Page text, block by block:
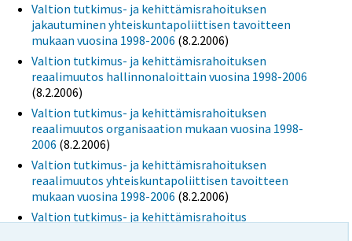
Valtion tutkimus- ja kehittämisrahoituksen
jakautuminen yhteiskuntapoliittisen tavoitteen
mukaan vuosina 1998-2006 (8.2.2006)
Valtion tutkimus- ja kehittämisrahoituksen
reaalimuutos hallinnonaloittain vuosina 1998-2006
(8.2.2006)
Valtion tutkimus- ja kehittämisrahoituksen
reaalimuutos organisaation mukaan vuosina 1998-
2006 (8.2.2006)
Valtion tutkimus- ja kehittämisrahoituksen
reaalimuutos yhteiskuntapoliittisen tavoitteen
mukaan vuosina 1998-2006 (8.2.2006)
Valtion tutkimus- ja kehittämisrahoitus